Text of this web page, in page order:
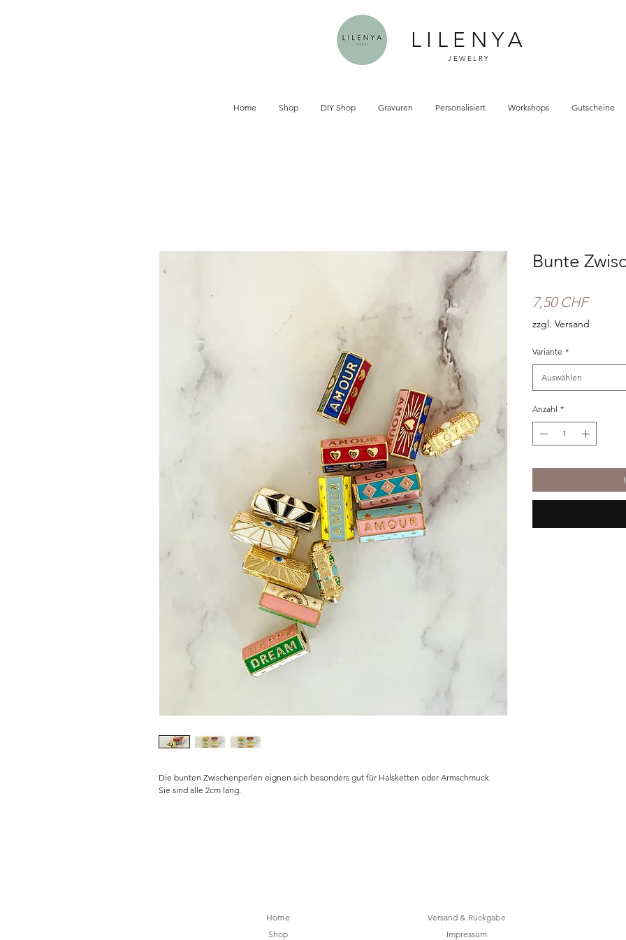
LILENYA
JEWELRY
Home Shop DIY Shop Gravuren Personalisiert Workshops Gutscheine
Die bunten Zwischenperlen eignen sich besonders gut für Halsketten oder Armschmuck.
Sie sind alle 2cm lang.
Bunte
7,50 CHFPreis
zzgl. Versand
Variante *
Auswählen
Anzahl *
Home
Shop
Versand & Rückgabe
Impressum